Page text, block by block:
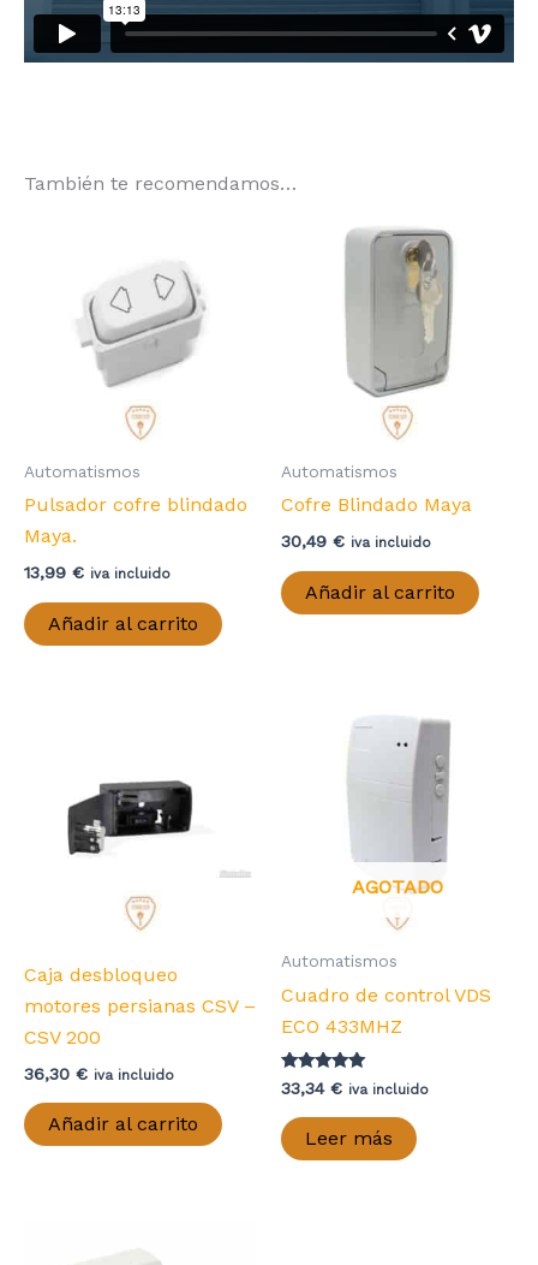
También te recomendamos…
Automatismos
Pulsador cofre blindado
Maya.
13,99 € iva incluido
Añadir al carrito
Automatismos
Cofre Blindado Maya
30,49 € iva incluido
Añadir al carrito
Caja desbloqueo
motores persianas CSV –
CSV 200
36,30 € iva incluido
Añadir al carrito
AGOTADO
Automatismos
Cuadro de control VDS
ECO 433MHZ
Valorado con
5.00
de 5
33,34 € iva incluido
Leer más